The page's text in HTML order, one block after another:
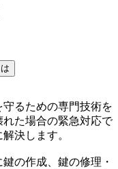
るための専門技術を
た場合の緊急対応で
決します。
の作成、鍵の修理・